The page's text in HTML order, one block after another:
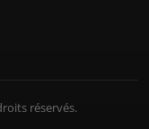
réservés.